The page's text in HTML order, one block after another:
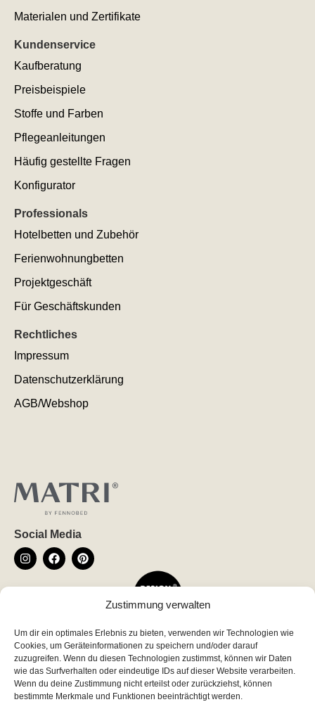
Zustimmung verwalten
Um dir ein optimales Erlebnis zu bieten, verwenden wir Technologien wie
Cookies, um Geräteinformationen zu speichern und/oder darauf
zuzugreifen. Wenn du diesen Technologien zustimmst, können wir Daten
wie das Surfverhalten oder eindeutige IDs auf dieser Website verarbeiten.
Wenn du deine Zustimmung nicht erteilst oder zurückziehst, können
bestimmte Merkmale und Funktionen beeinträchtigt werden.
Materialen und Zertifikate
Kundenservice
Kaufberatung
Preisbeispiele
Stoffe und Farben
Pflegeanleitungen
Häufig gestellte Fragen
Konfigurator
Professionals
Hotelbetten und Zubehör
Ferienwohnungbetten
Projektgeschäft
Für Geschäftskunden
Rechtliches
Impressum
Datenschutzerklärung
AGB/Webshop
Social Media
Newsletter
*indicates required
Email Address*